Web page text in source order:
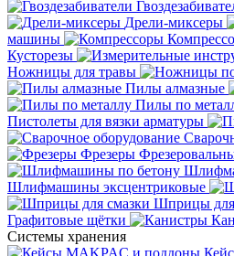
Дрели-миксеры
машины
Кусторезы
Ножницы для травы
Пилы алмазные
Пилы по
Пистолеты для вязки арматуры
Фрезеры
Шлифмашины эксцентриковые
Шприцы для
Графитовые щётки
Системы хранения